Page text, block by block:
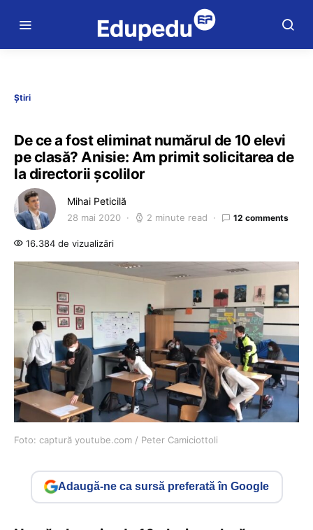
Știri
De ce a fost eliminat numărul de 10 elevi
pe clasă? Anisie: Am primit solicitarea de
la directorii școlilor
Mihai Peticilă
28 mai 2020 2 minute read 12 comments
16.384 de vizualizări
Foto: captură youtube.com / Peter Camiciottoli
Adaugă-ne ca sursă preferată în Google